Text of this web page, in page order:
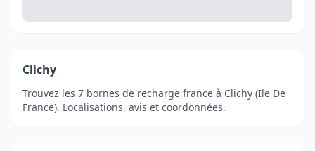
Clichy
Trouvez les 7 bornes de recharge france à Clichy (Ile De
France). Localisations, avis et coordonnées.